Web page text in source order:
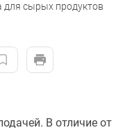
для сырых продуктов
В отличие от